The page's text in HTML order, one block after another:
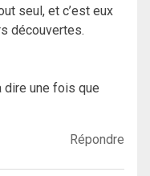
seul, et c’est eux
découvertes.
dire une fois que
Répondre